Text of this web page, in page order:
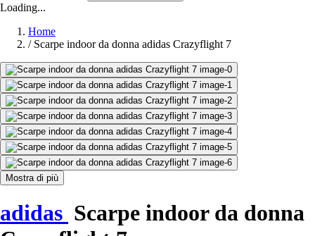
Loading...
Home
/ Scarpe indoor da donna adidas Crazyflight 7
Mostra di più
adidas Scarpe indoor da donna